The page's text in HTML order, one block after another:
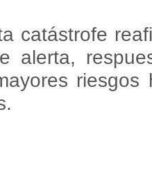
catástrofe
alerta,